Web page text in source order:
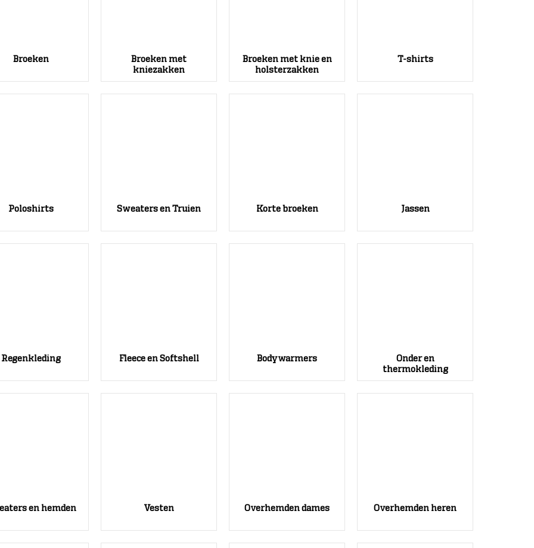
Broeken
Broeken met
kniezakken
Broeken met knie en
holsterzakken
T-shirts
Poloshirts Sweaters en Truien Korte broeken Jassen
Regenkleding Fleece en Softshell Bodywarmers
Onder en
thermokleding
en hemden Vesten Overhemden dames Overhemden heren